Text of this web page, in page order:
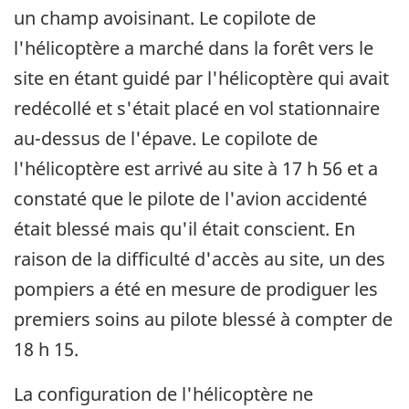
un champ avoisinant. Le copilote de
l'hélicoptère a marché dans la forêt vers le
site en étant guidé par l'hélicoptère qui avait
redécollé et s'était placé en vol stationnaire
au-dessus de l'épave. Le copilote de
l'hélicoptère est arrivé au site à 17 h 56 et a
constaté que le pilote de l'avion accidenté
était blessé mais qu'il était conscient. En
raison de la difficulté d'accès au site, un des
pompiers a été en mesure de prodiguer les
premiers soins au pilote blessé à compter de
18 h 15.
La configuration de l'hélicoptère ne